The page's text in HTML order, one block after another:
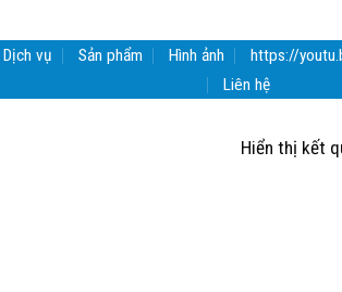
Dịch vụ Sản phẩm Hình ảnh https://
Liên hệ
Hiển thị kết